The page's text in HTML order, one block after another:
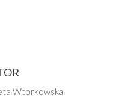
Wtorkowska